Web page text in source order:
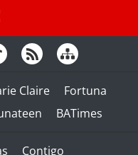
Claire
Fortuna
BATimes
Contigo